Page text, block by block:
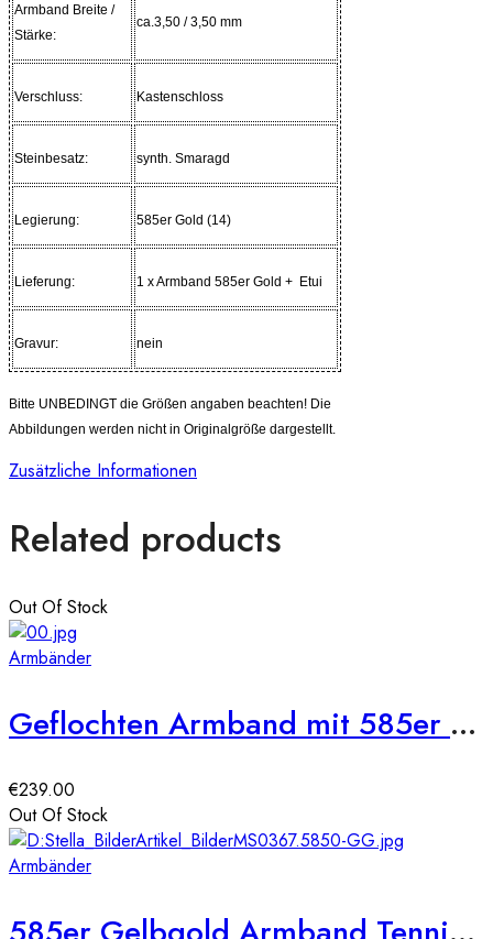
Armband Breite /
Stärke:
ca.3,50 / 3,50 mm
Verschluss: Kastenschloss
Steinbesatz: synth. Smaragd
Legierung: 585er Gold (14)
Lieferung: 1 x Armband 585er Gold + Etui
Gravur: nein
Bitte UNBEDINGT die Größen angaben beachten! Die
Abbildungen werden nicht in Originalgröße dargestellt.
Zusätzliche Informationen
Related products
Out Of Stock
Armbänder
Geflochten Armband mit 585er Gelbgold Kugel
€239.00
Out Of Stock
Armbänder